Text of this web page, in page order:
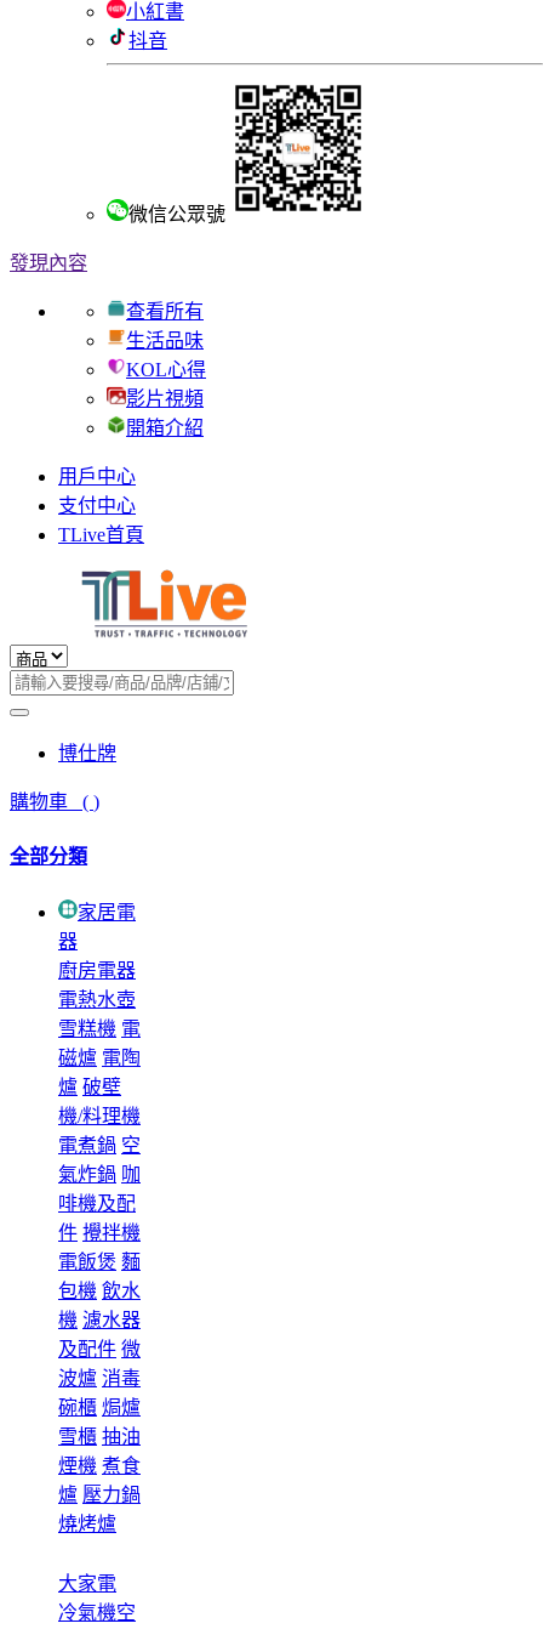
小紅書
抖音
微信公眾號
發現內容
查看所有
生活品味
KOL心得
影片視頻
開箱介紹
用戶中心
支付中心
TLive首頁
博仕牌
購物車 ( )
全部分類
家居電
器
廚房電器
電熱水壺
雪糕機 電
磁爐 電陶
爐 破壁
機/料理機
電煮鍋 空
氣炸鍋 咖
啡機及配
件 攪拌機
電飯煲 麵
包機 飲水
機 濾水器
及配件 微
波爐 消毒
碗櫃 焗爐
雪櫃 抽油
煙機 煮食
爐 壓力鍋
燒烤爐
大家電
冷氣機空